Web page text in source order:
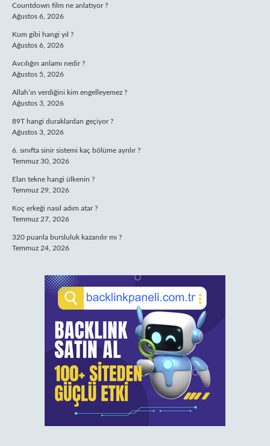
Countdown film ne anlatıyor ?
Ağustos 6, 2026
Kum gibi hangi yıl ?
Ağustos 6, 2026
Avcılığın anlamı nedir ?
Ağustos 5, 2026
Allah’ın verdiğini kim engelleyemez ?
Ağustos 3, 2026
89T hangi duraklardan geçiyor ?
Ağustos 3, 2026
6. sınıfta sinir sistemi kaç bölüme ayrılır ?
Temmuz 30, 2026
Elan tekne hangi ülkenin ?
Temmuz 29, 2026
Koç erkeği nasıl adım atar ?
Temmuz 27, 2026
320 puanla bursluluk kazanılır mı ?
Temmuz 24, 2026